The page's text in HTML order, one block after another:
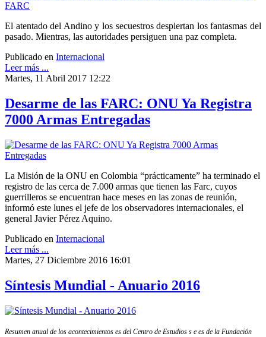
El atentado del Andino y los secuestros despiertan los fantasmas del
pasado. Mientras, las autoridades persiguen una paz completa.
Publicado en Internacional
Leer más ...
Martes, 11 Abril 2017 12:22
Desarme de las FARC: ONU Ya Registra
7000 Armas Entregadas
La Misión de la ONU en Colombia “prácticamente” ha terminado el
registro de las cerca de 7.000 armas que tienen las Farc, cuyos
guerrilleros se encuentran hace meses en las zonas de reunión,
informó este lunes el jefe de los observadores internacionales, el
general Javier Pérez Aquino.
Publicado en Internacional
Leer más ...
Martes, 27 Diciembre 2016 16:01
Síntesis Mundial - Anuario 2016
Resumen anual de los acontecimientos es del Centro de Estudios s e es de la Fundación